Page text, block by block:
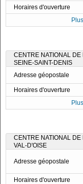
Horaires d'ouverture
CENTRE NATIONAL
SEINE-SAINT-DENIS
Adresse géopostale
Horaires d'ouverture
CENTRE NATIONAL
VAL-D'OISE
Adresse géopostale
Horaires d'ouverture